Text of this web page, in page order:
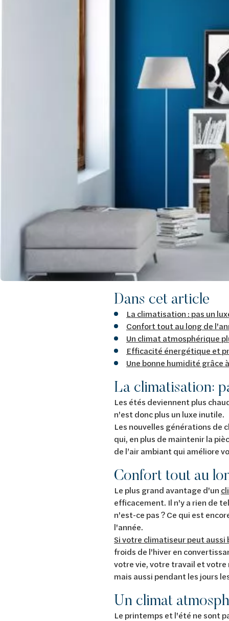
Dans cet article
La climatisation : pas un
Confort tout au long de
Un climat atmosphérique
Efficacité énergétique et
Une bonne humidité grâce
La climatisation:
Les étés deviennent plus
n'est donc plus un luxe inutile.
Les nouvelles générations de
qui, en plus de maintenir la
de l’air ambiant qui améliore
Confort tout au
Le plus grand avantage d'un
efficacement. Il n'y a rien de
n'est-ce pas ? Ce qui est
l'année.
Si votre climatiseur peut
froids de l'hiver en
votre vie, votre travail et votre
mais aussi pendant les jours
Un climat
Le printemps et l'été ne sont